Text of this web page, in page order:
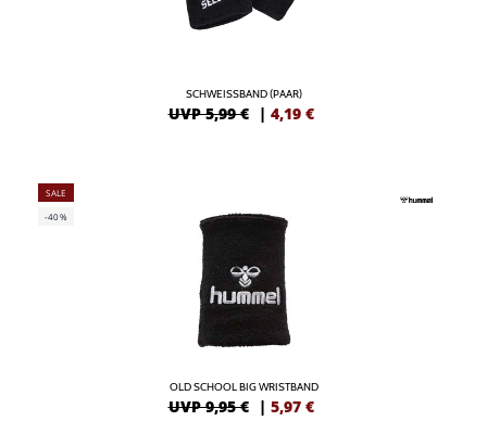
SCHWEISSBAND (PAAR)
UVP 5,99 € | 4,19 €
SALE
-40%
OLD SCHOOL BIG WRISTBAND
UVP 9,95 € | 5,97 €